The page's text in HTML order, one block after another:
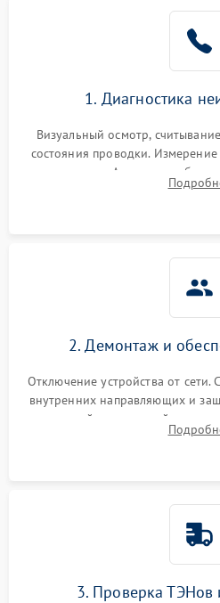
1. Диагностика
Визуальный осмотр,
состояния проводки.
колодке. Анализ жалоб на
конвекцией, панелью
2. Демонтаж и
Отключение устройства от сети.
внутренних направляющих и
задней или верхней панели
нагревательным элементам,
3. Проверка ТЭНов